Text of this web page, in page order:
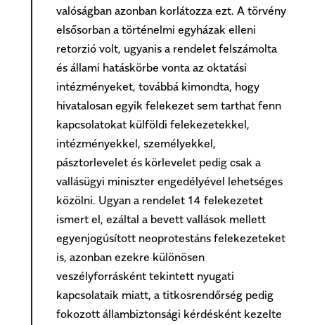
valóságban azonban korlátozza ezt. A törvény
elsősorban a történelmi egyházak elleni
retorzió volt, ugyanis a rendelet felszámolta
és állami hatáskörbe vonta az oktatási
intézményeket, továbbá kimondta, hogy
hivatalosan egyik felekezet sem tarthat fenn
kapcsolatokat külföldi felekezetekkel,
intézményekkel, személyekkel,
pásztorlevelet és körlevelet pedig csak a
vallásügyi miniszter engedélyével lehetséges
közölni. Ugyan a rendelet 14 felekezetet
ismert el, ezáltal a bevett vallások mellett
egyenjogúsított neoprotestáns felekezeteket
is, azonban ezekre különösen
veszélyforrásként tekintett nyugati
kapcsolataik miatt, a titkosrendőrség pedig
fokozott állambiztonsági kérdésként kezelte